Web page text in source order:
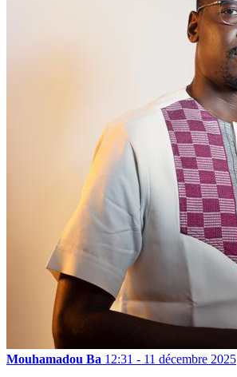
Mouhamadou Ba 12:31 - 11 décembre 2025